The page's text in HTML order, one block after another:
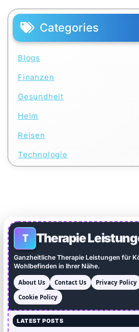
Categories
Blogs
Finanzen
Gesundheit
Heim
Reisen
Technologie
T Therapie
Ganzheitliche Therapie Leistungen für
Wohlbefinden in Ihrer Nähe.
About Us Contact Us Privacy Policy
Cookie Policy
LATEST POSTS